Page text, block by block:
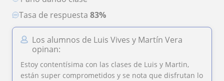
Tasa de respuesta 83%
Los alumnos de Luis Vives y Martín Vera
opinan:
Estoy contentísima con las clases de Luis y Martin,
están super comprometidos y se nota que disfrutan lo